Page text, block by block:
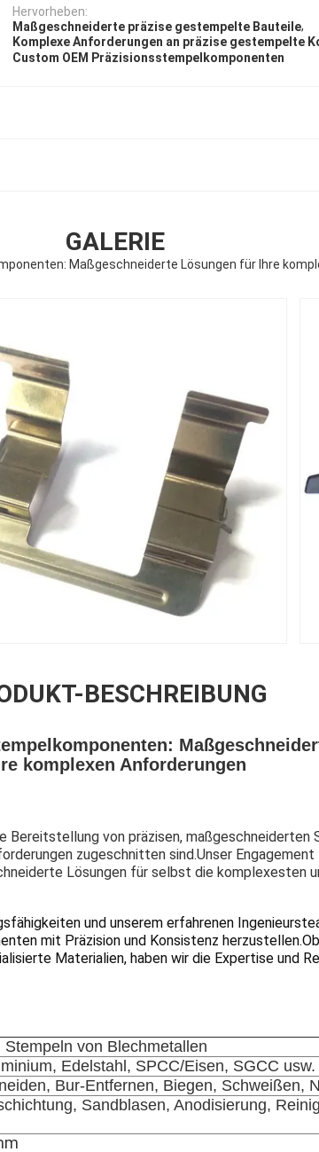
Hervorheben:
Maßgeschneiderte präzise gestempelte Bauteile,
Komplexe Anforderungen an präzise gestempelte
Custom OEM Präzisionsstempelkomponenten
GALERIE
Maßgeschneiderte Lösungen für Ihre
BESCHREIBUNG
komplexen Anforderungen
Bereitstellung von präzisen,
zugeschnitten sind.Unser Engagement
Lösungen für selbst die komplexesten
und unserem erfahrenen
mit Präzision und Konsistenz
Materialien, haben wir die Expertise und
Stempeln von Blechmetallen
Edelstahl, SPCC/Eisen, SGCC usw.
Bur-Entfernen, Biegen, Schweißen,
Sandblasen, Anodisierung,